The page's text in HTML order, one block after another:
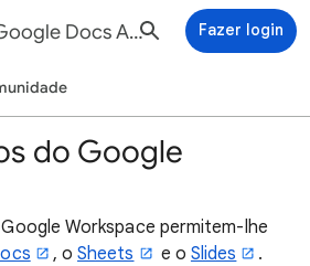
Editores do Google Docs Ajuda Fazer login
do Google
Workspace permitem-lhe
, oSheets e o Slides .